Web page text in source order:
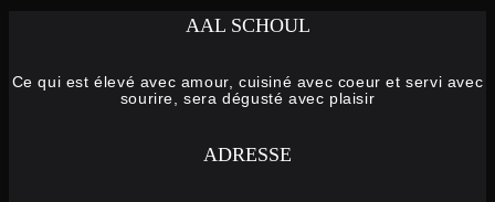
AAL SCHOUL
Ce qui est élevé avec amour, cuisiné avec coeur et servi avec
sourire, sera dégusté avec plaisir
ADRESSE